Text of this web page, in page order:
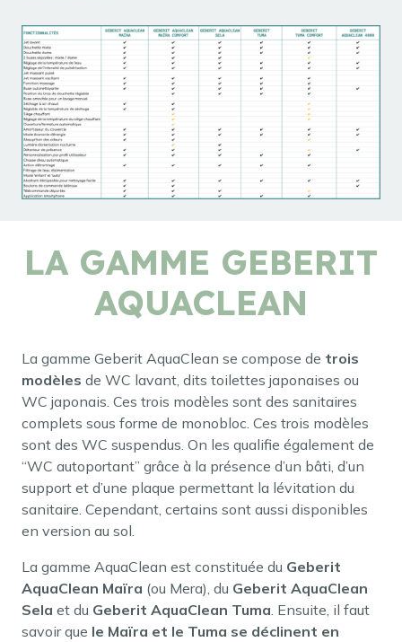
LA GAMME GEBERIT
AQUACLEAN
La gamme Geberit AquaClean se compose de trois
modèles de WC lavant, dits toilettes japonaises ou
WC japonais. Ces trois modèles sont des sanitaires
complets sous forme de monobloc. Ces trois modèles
sont des WC suspendus. On les qualifie également de
“WC autoportant” grâce à la présence d’un bâti, d’un
support et d’une plaque permettant la lévitation du
sanitaire. Cependant, certains sont aussi disponibles
en version au sol.
La gamme AquaClean est constituée du Geberit
AquaClean Maïra (ou Mera), du Geberit AquaClean
Sela et du Geberit AquaClean Tuma. Ensuite, il faut
savoir que le Maïra et le Tuma se déclinent en